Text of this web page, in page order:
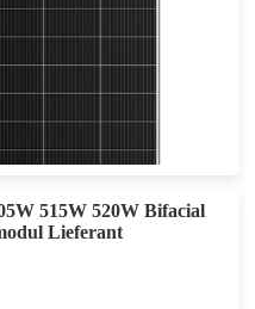
515W 520W Bifacial
Lieferant